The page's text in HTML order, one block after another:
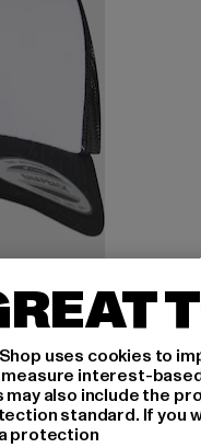
uses cookies to
measure interest-
may also include the
standard. If you
protection